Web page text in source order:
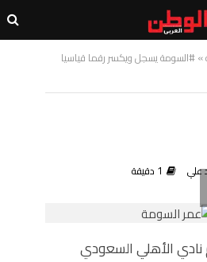
»#السومة يسجل ويكسر رقما قياسيا
علي 1 دقيقة
الأهلي السعودي